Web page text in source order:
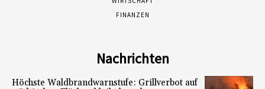
FINANZEN
Nachrichten
Höchste Waldbrandwarnstufe: Grillverbot auf